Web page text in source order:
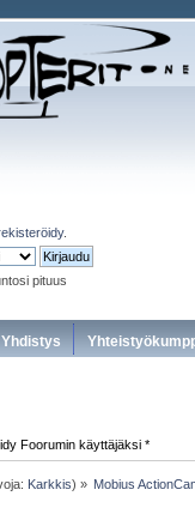
.
pituus
Yhdistys
Foorumin käyttäjäksi *
Karkkis) » Mobius